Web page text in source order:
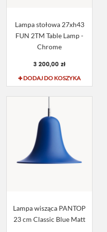
Lampa stołowa 27xh43
FUN 2TM Table Lamp -
Chrome
3 200,00 zł
DODAJ DO KOSZYKA
Lampa wisząca PANTOP
23 cm Classic Blue Matt